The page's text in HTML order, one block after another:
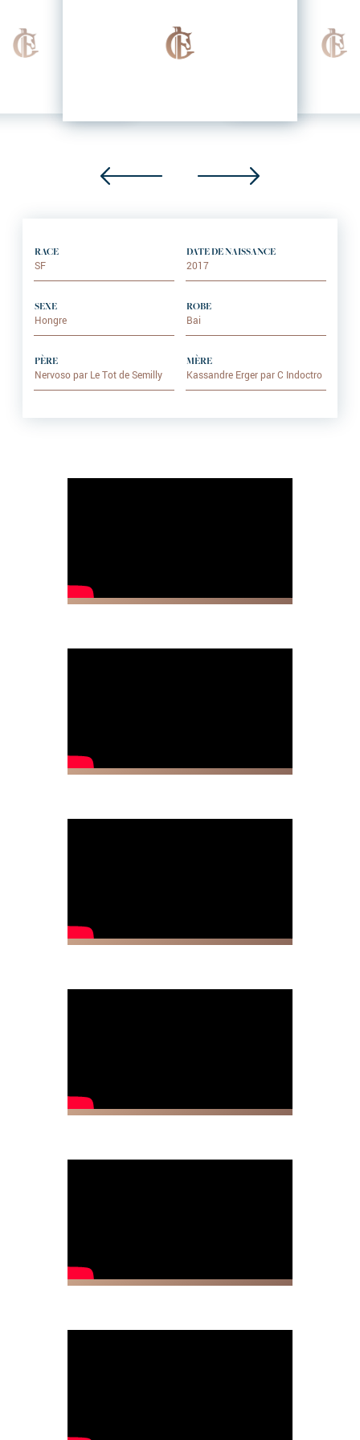
RACE
SF
DATE DE NAISSANCE
2017
SEXE
Hongre
ROBE
Bai
PÈRE
Nervoso par Le Tot de Semilly
MÈRE
Kassandre Erger par C Indoctro